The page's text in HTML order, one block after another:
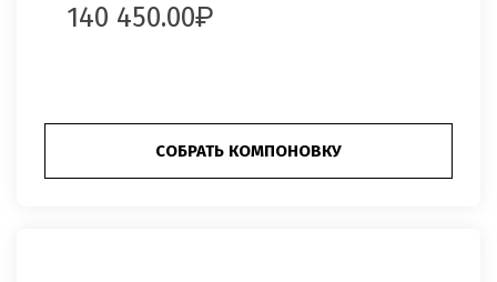
140 450.00
СОБРАТЬ КОМПОНОВКУ